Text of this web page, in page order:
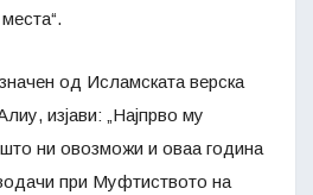
од Исламската верска
изјави: „Најпрво му
ни овозможи и оваа година
при Муфтиството на